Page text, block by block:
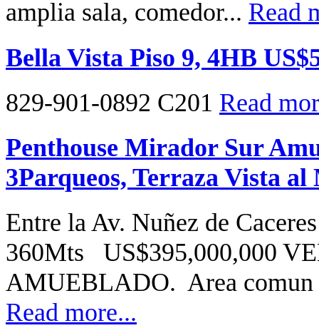
amplia sala, comedor... Read
Bella Vista Piso 9, 4HB
829-901-0892 C201 Read
Penthouse Mirador Sur
3Parqueos, Terraza Vista al
Entre la Av. Nuñez de
360Mts US$395,000,000
AMUEBLADO. Area comun
Read more...